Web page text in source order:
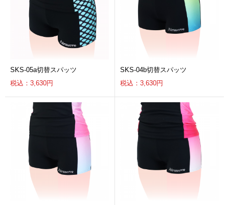
SKS-05a切替スパッツ
税込：3,630円
SKS-04b切替スパッツ
税込：3,630円